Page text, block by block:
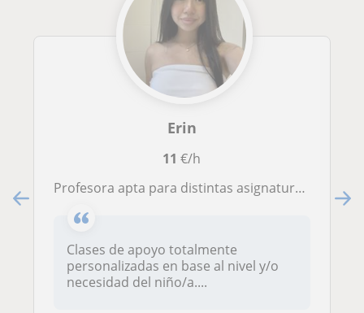
Erin
11 €/h
Profesora apta para distintas asignaturas a Nivel intermedio-alto enfocado en idiomas y/o asignaturas científicas y tecnologicas
Clases de apoyo totalmente
personalizadas en base al nivel y/o
necesidad del niño/a....